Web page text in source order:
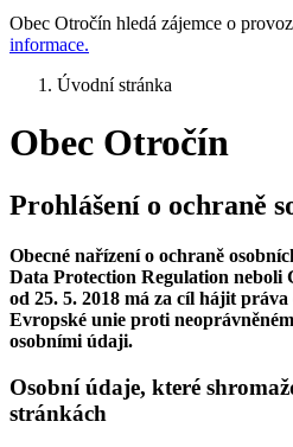
Obec Otročín hledá zájemce o
informace.
Úvodní stránka
Obec Otročín
Prohlášení o ochraně
Obecné nařízení o ochraně
Data Protection Regulation neboli
od 25. 5. 2018 má za cíl hájit
Evropské unie proti
osobními údaji.
Osobní údaje, které
stránkách